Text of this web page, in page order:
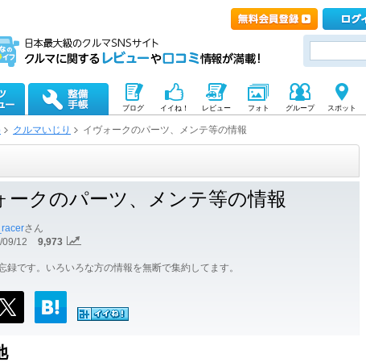
ブログ イイね！ レビュー フォト グループ スポット
クルマいじり イヴォークのパーツ、メンテ等の情報
ークのパーツ、メンテ等の情報
さん
12
9,973
録です。いろいろな方の情報を無断で集約してます。